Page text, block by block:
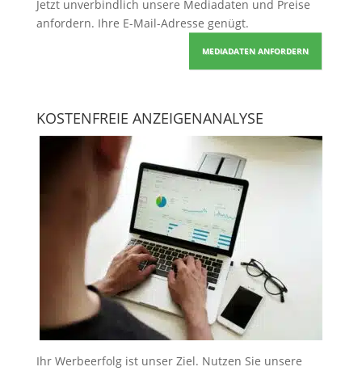
Jetzt unverbindlich unsere Mediadaten und Preise
anfordern. Ihre E-Mail-Adresse genügt.
MEDIADATEN ANFORDERN
KOSTENFREIE ANZEIGENANALYSE
Ihr Werbeerfolg ist unser Ziel. Nutzen Sie unsere